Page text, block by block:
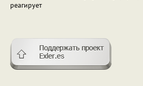
реагирует